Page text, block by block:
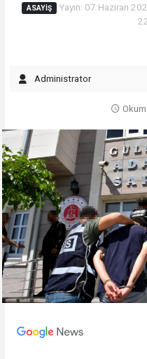
ASAYIŞ Yayın: 07 Haziran
Administrator